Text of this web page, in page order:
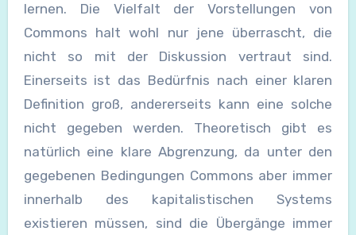
lernen. Die Vielfalt der Vorstellungen von
Commons halt wohl nur jene überrascht, die
nicht so mit der Diskussion vertraut sind.
Einerseits ist das Bedürfnis nach einer klaren
Definition groß, andererseits kann eine solche
nicht gegeben werden. Theoretisch gibt es
natürlich eine klare Abgrenzung, da unter den
gegebenen Bedingungen Commons aber immer
innerhalb des kapitalistischen Systems
existieren müssen, sind die Übergänge immer